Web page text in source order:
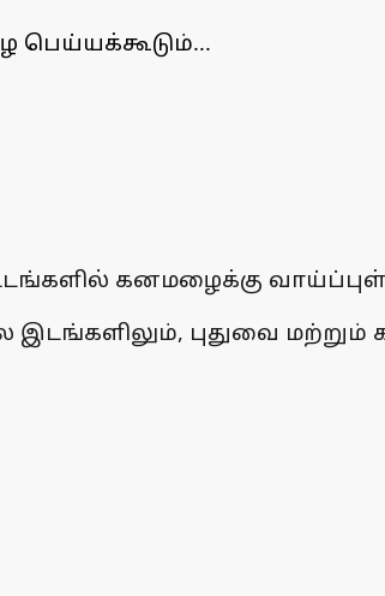
கனமழைக்கு
இடங்களிலும், புதுவை